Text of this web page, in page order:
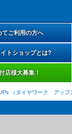
てご利用の方へ
トショップとは?
店様大募集！
（タイヤワーク アップ